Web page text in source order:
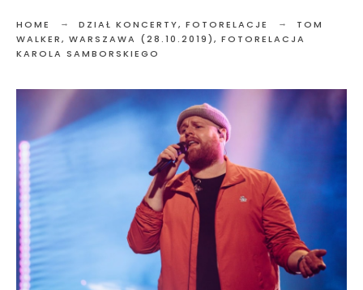
HOME DZIAŁ KONCERTY, FOTORELACJE
TOM
WALKER, WARSZAWA (28.10.2019), FOTORELACJA
KAROLA SAMBORSKIEGO